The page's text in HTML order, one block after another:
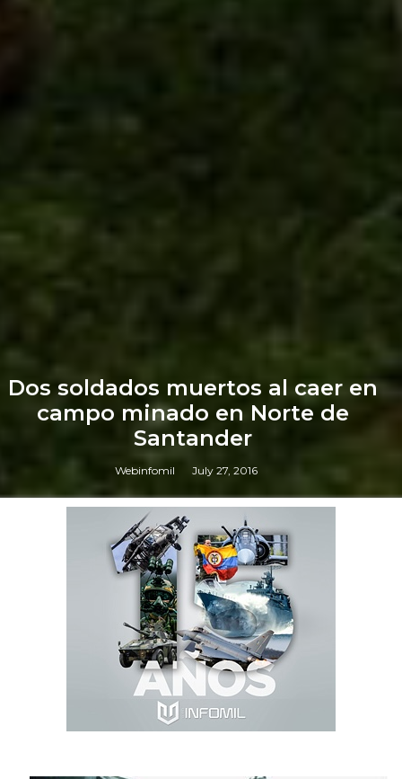
Dos soldados muertos al caer en
campo minado en Norte de
Santander
Webinfomil July 27, 2016